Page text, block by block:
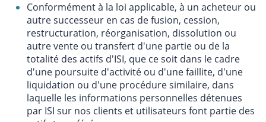
Conformément à la loi applicable, à un acheteur ou
autre successeur en cas de fusion, cession,
restructuration, réorganisation, dissolution ou
autre vente ou transfert d'une partie ou de la
totalité des actifs d'ISI, que ce soit dans le cadre
d'une poursuite d'activité ou d'une faillite, d'une
liquidation ou d'une procédure similaire, dans
laquelle les informations personnelles détenues
par ISI sur nos clients et utilisateurs font partie des